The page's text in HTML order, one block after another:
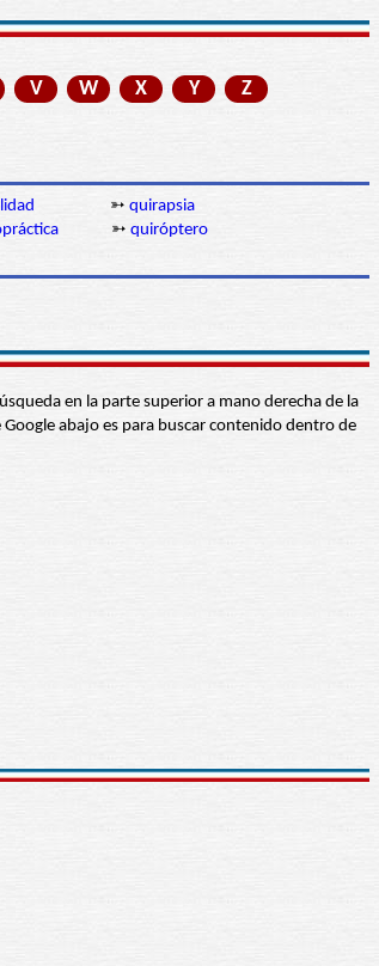
V W X Y Z
➳ quirapsia
➳ quiróptero
en la parte superior a mano derecha de la
abajo es para buscar contenido dentro de